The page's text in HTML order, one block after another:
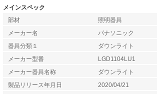
メインスペック
部材
照明器具
メーカー名
パナソニック
器具分類１
ダウンライト
メーカー型番
LGD1104LU1
メーカー器具名称
ダウンライト
製品リリース年月日
2020/04/21